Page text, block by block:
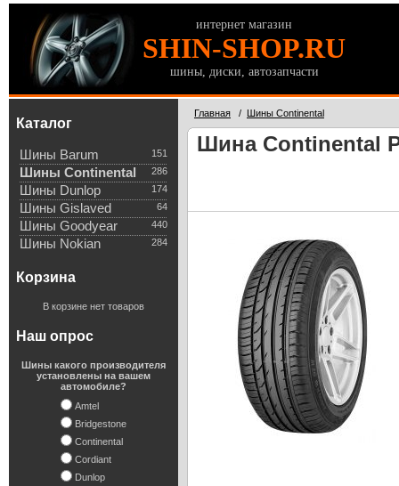
интернет магазин
SHIN-SHOP.RU
шины, диски, автозапчасти
Каталог
151
Шины Barum
286
Шины Continental
174
Шины Dunlop
64
Шины Gislaved
440
Шины Goodyear
284
Шины Nokian
Корзина
В корзине нет товаров
Наш опрос
Шины какого производителя
установлены на вашем
автомобиле?
Amtel
Bridgestone
Continental
Cordiant
Dunlop
Главная / Шины Continental
Шина Continental